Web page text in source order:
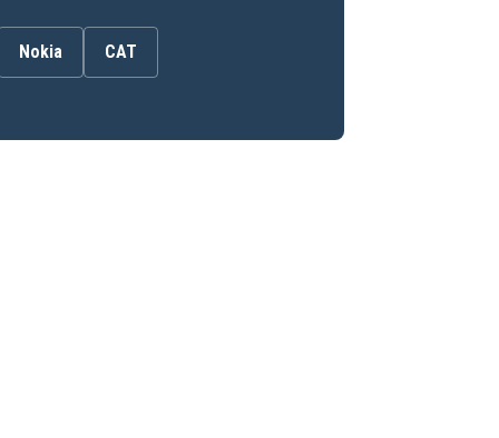
Nokia CAT